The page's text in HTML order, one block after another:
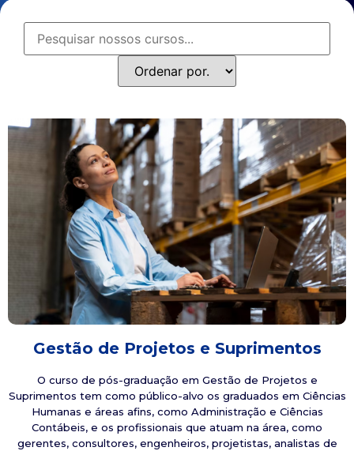
Gestão de Projetos e Suprimentos
O curso de pós-graduação em Gestão de Projetos e
Suprimentos tem como público-alvo os graduados em Ciências
Humanas e áreas afins, como Administração e Ciências
Contábeis, e os profissionais que atuam na área, como
gerentes, consultores, engenheiros, projetistas, analistas de